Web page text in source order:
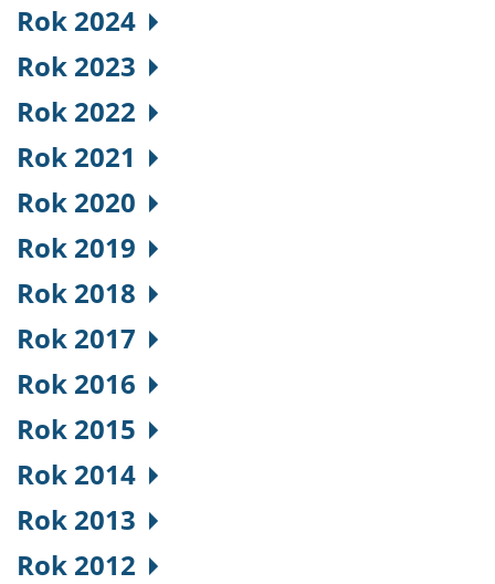
Rok 2024
Rok 2023
Rok 2022
Rok 2021
Rok 2020
Rok 2019
Rok 2018
Rok 2017
Rok 2016
Rok 2015
Rok 2014
Rok 2013
Rok 2012